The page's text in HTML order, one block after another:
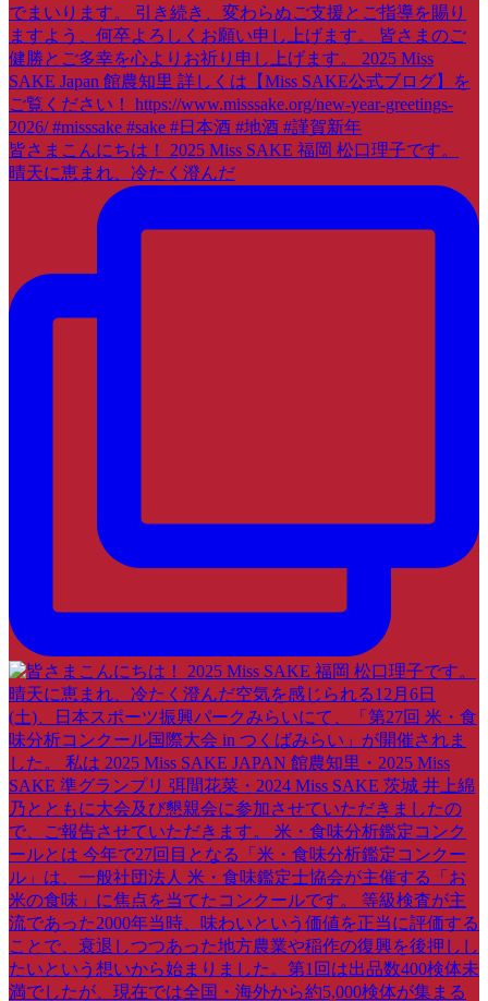
皆さまこんにちは！ 2025 Miss SAKE 福岡 松口理子です。
晴天に恵まれ、冷たく澄んだ